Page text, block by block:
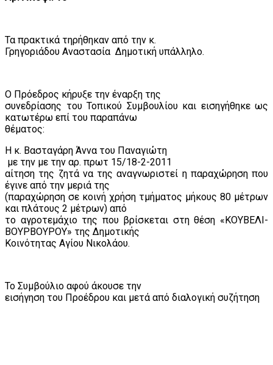
Τα πρακτικά τηρήθηκαν από την κ.
Γρηγοριάδου Αναστασία Δημοτική υπάλληλο.
Ο Πρόεδρος κήρυξε την έναρξη της
συνεδρίασης του Τοπικού Συμβουλίου και εισηγήθηκε ως
κατωτέρω επί του παραπάνω
θέματος:
Η κ. Βασταγάρη Άννα του Παναγιώτη
με την με την αρ. πρωτ 15/18-2-2011
αίτηση της ζητά να της αναγνωριστεί η παραχώρηση που
έγινε από την μεριά της
(παραχώρηση σε κοινή χρήση τμήματος μήκους 80 μέτρων
και πλάτους 2 μέτρων) από
το αγροτεμάχιο της που βρίσκεται στη θέση «ΚΟΥΒΕΛΙ-
ΒΟΥΡΒΟΥΡΟΥ» της Δημοτικής
Κοινότητας Αγίου Νικολάου.
Το Συμβούλιο αφού άκουσε την
εισήγηση του Προέδρου και μετά από διαλογική συζήτηση